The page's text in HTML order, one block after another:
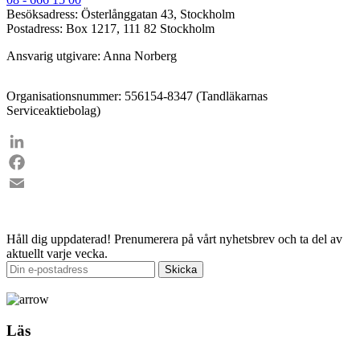
Besöksadress: Österlånggatan 43, Stockholm
Postadress: Box 1217, 111 82 Stockholm
Ansvarig utgivare: Anna Norberg
Organisationsnummer: 556154-8347 (Tandläkarnas
Serviceaktiebolag)
LinkedIn
Facebook
Håll dig uppdaterad! Prenumerera på vårt nyhetsbrev och ta del av
aktuellt varje vecka.
Läs